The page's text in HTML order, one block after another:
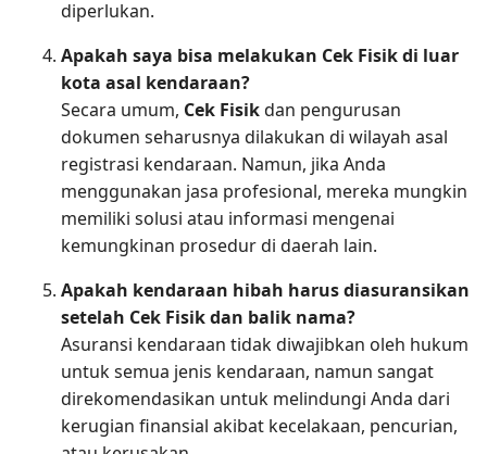
diperlukan.
Apakah saya bisa melakukan Cek Fisik di luar
kota asal kendaraan?
Secara umum, Cek Fisikdan pengurusan
dokumen seharusnya dilakukan di wilayah asal
registrasi kendaraan. Namun, jika Anda
menggunakan jasa profesional, mereka mungkin
memiliki solusi atau informasi mengenai
kemungkinan prosedur di daerah lain.
Apakah kendaraan hibah harus diasuransikan
setelah Cek Fisik dan balik nama?
Asuransi kendaraan tidak diwajibkan oleh hukum
untuk semua jenis kendaraan, namun sangat
direkomendasikan untuk melindungi Anda dari
kerugian finansial akibat kecelakaan, pencurian,